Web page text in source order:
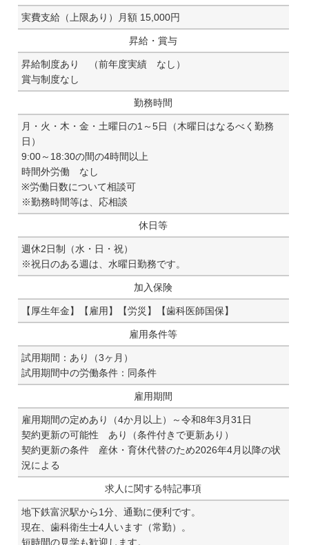
実費支給（上限あり）月額 15,000円
昇給・賞与
昇給制度あり （前年度実績 なし）
賞与制度なし
勤務時間
月・火・木・金・土曜日の1～5日（木曜日はなるべく勤務
日）
9:00～18:30の間の4時間以上
時間外労働 なし
※労働日数について相談可
※勤務時間等は、応相談
休日等
週休2日制（水・日・祝）
※祝日のある週は、水曜日勤務です。
加入保険
【厚生年金】【雇用】【労災】【歯科医師国保】
雇用条件等
試用期間：あり（3ヶ月）
試用期間中の労働条件：同条件
雇用期間
雇用期間の定めあり（4か月以上）～令和8年3月31日
契約更新の可能性 あり（条件付きで更新あり）
契約更新の条件 産休・育休代替のため2026年4月以降の状
況による
求人に関する特記事項
地下鉄富沢駅から1分、通勤に便利です。
現在、歯科衛生士4人います（常勤）。
短時間の見学も歓迎します。